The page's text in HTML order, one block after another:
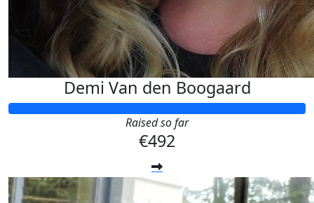
Demi Van den Boogaard
Raised so far
€492